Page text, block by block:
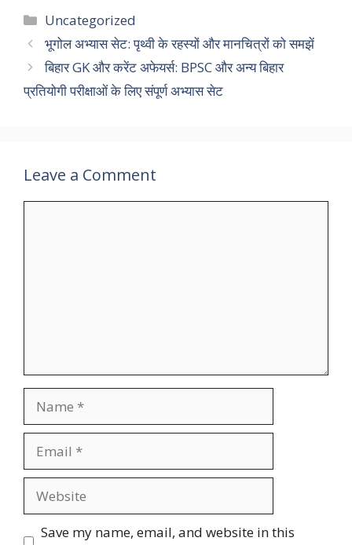
e
b
o
o
to
d
o
n
ai
l e
Categories
Uncategorized
भूगोल अभ्यास सेट: पृथ्वी के रहस्यों और मानचित्रों को समझें
बिहार GK और करेंट अफेयर्स: BPSC और अन्य बिहार
प्रतियोगी परीक्षाओं के लिए संपूर्ण अभ्यास सेट
Leave a Comment
Save my name, email, and website in this